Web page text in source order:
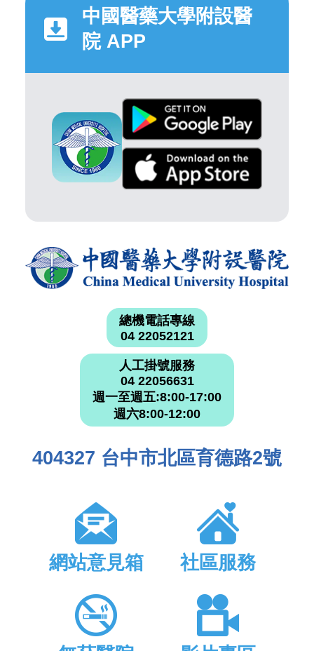
中國醫藥大學附設醫
院 APP
總機電話專線
04 22052121
人工掛號服務
04 22056631
週一至週五:8:00-17:00
週六8:00-12:00
404327 台中市北區育德路2號
網站意見箱 社區服務